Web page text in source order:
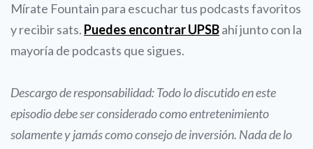
Mírate Fountain para escuchar tus podcasts favoritos
y recibir sats. Puedes encontrar UPSBahí junto con la
mayoría de podcasts que sigues.
Descargo de responsabilidad: Todo lo discutido en este
episodio debe ser considerado como entretenimiento
solamente y jamás como consejo de inversión. Nada de lo